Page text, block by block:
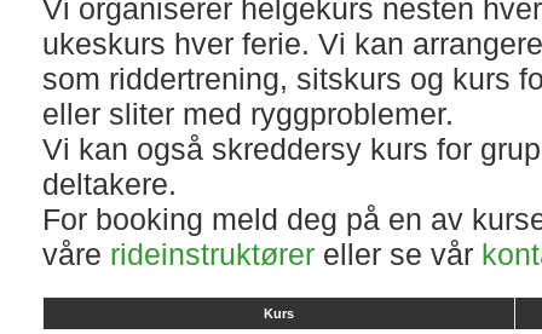
Vi organiserer helgekurs nesten
ukeskurs hver ferie. Vi kan
som riddertrening, sitskurs og kurs
eller sliter med ryggproblemer.
Vi kan også skreddersy kurs for
deltakere.
For booking meld deg på en av
våre rideinstruktører eller se vår
Kurs